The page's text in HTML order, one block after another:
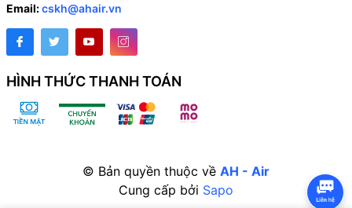
Email:cskh@ahair.vn
HÌNH THỨC THANH TOÁN
© Bản quyền thuộc về AH - Air
Cung cấp bởi Sapo